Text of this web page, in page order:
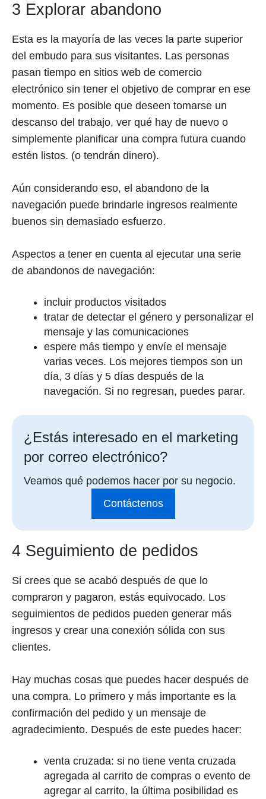
3 Explorar abandono
Esta es la mayoría de las veces la parte superior
del embudo para sus visitantes. Las personas
pasan tiempo en sitios web de comercio
electrónico sin tener el objetivo de comprar en ese
momento. Es posible que deseen tomarse un
descanso del trabajo, ver qué hay de nuevo o
simplemente planificar una compra futura cuando
estén listos. (o tendrán dinero).
Aún considerando eso, el abandono de la
navegación puede brindarle ingresos realmente
buenos sin demasiado esfuerzo.
Aspectos a tener en cuenta al ejecutar una serie
de abandonos de navegación:
incluir productos visitados
tratar de detectar el género y personalizar el
mensaje y las comunicaciones
espere más tiempo y envíe el mensaje
varias veces. Los mejores tiempos son un
día, 3 días y 5 días después de la
navegación. Si no regresan, puedes parar.
¿Estás interesado en el marketing
por correo electrónico?
Veamos qué podemos hacer por su negocio.
Contáctenos
4 Seguimiento de pedidos
Si crees que se acabó después de que lo
compraron y pagaron, estás equivocado. Los
seguimientos de pedidos pueden generar más
ingresos y crear una conexión sólida con sus
clientes.
Hay muchas cosas que puedes hacer después de
una compra. Lo primero y más importante es la
confirmación del pedido y un mensaje de
agradecimiento. Después de este puedes hacer:
venta cruzada: si no tiene venta cruzada
agregada al carrito de compras o evento de
agregar al carrito, la última posibilidad es